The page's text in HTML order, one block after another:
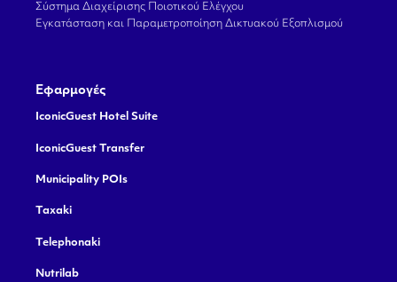
Σύστημα Διαχείρισης Ποιοτικού Ελέγχου
Εγκατάσταση και Παραμετροποίηση Δικτυακού Εξοπλισμού
Εφαρμογές
IconicGuest Hotel Suite
IconicGuest Transfer
Municipality POIs
Taxaki
Telephonaki
Nutrilab